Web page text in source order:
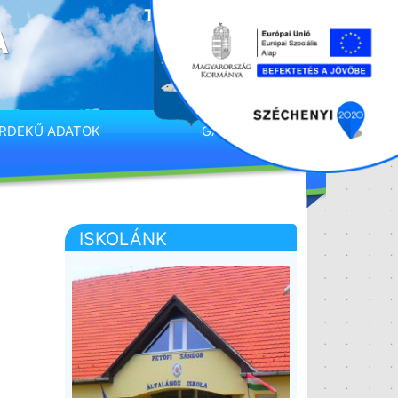
ADATOK GALÉRIA
ISKOLÁNK